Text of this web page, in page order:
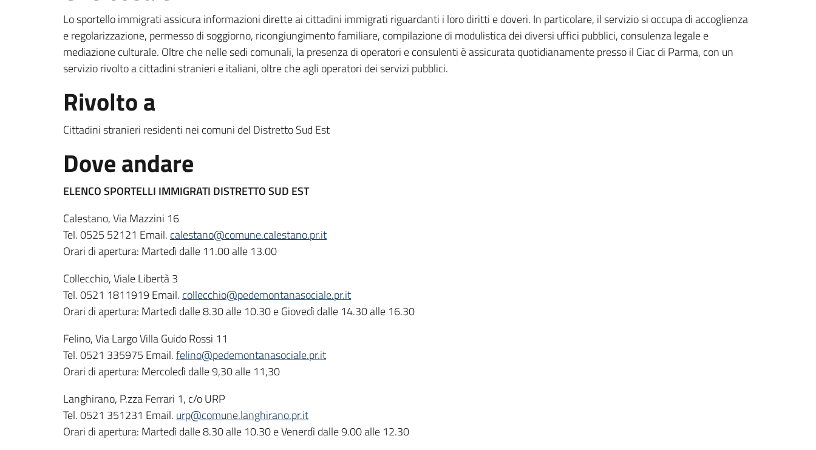
Lo sportello immigrati assicura informazioni dirette ai cittadini immigrati riguardanti i loro diritti e doveri. In particolare, il servizio si occupa di accoglienza
e regolarizzazione, permesso di soggiorno, ricongiungimento familiare, compilazione di modulistica dei diversi uffici pubblici, consulenza legale e
mediazione culturale. Oltre che nelle sedi comunali, la presenza di operatori e consulenti è assicurata quotidianamente presso il Ciac di Parma, con un
servizio rivolto a cittadini stranieri e italiani, oltre che agli operatori dei servizi pubblici.
Rivolto a
Cittadini stranieri residenti nei comuni del Distretto Sud Est
Dove andare
ELENCO SPORTELLI IMMIGRATI DISTRETTO SUD EST
Calestano, Via Mazzini 16
Tel. 0525 52121 Email. calestano@comune.calestano.pr.it
Orari di apertura: Martedì dalle 11.00 alle 13.00
Collecchio, Viale Libertà 3
Tel. 0521 1811919 Email. collecchio@pedemontanasociale.pr.it
Orari di apertura: Martedì dalle 8.30 alle 10.30 e Giovedì dalle 14.30 alle 16.30
Felino, Via Largo Villa Guido Rossi 11
Tel. 0521 335975 Email.felino@pedemontanasociale.pr.it
Orari di apertura: Mercoledì dalle 9,30 alle 11,30
Langhirano, P.zza Ferrari 1, c/o URP
Tel. 0521 351231 Email. urp@comune.langhirano.pr.it
Orari di apertura: Martedì dalle 8.30 alle 10.30 e Venerdì dalle 9.00 alle 12.30